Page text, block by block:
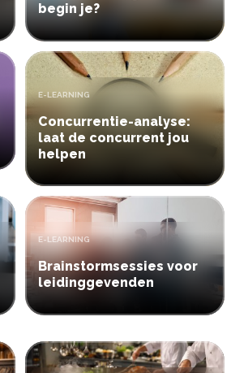
begin je?
Concurrentie-analyse:
laat de concurrent jou
helpen
TYPE:
E-LEARNING
Brainstormsessies voor
leidinggevenden
TYPE:
E-LEARNING